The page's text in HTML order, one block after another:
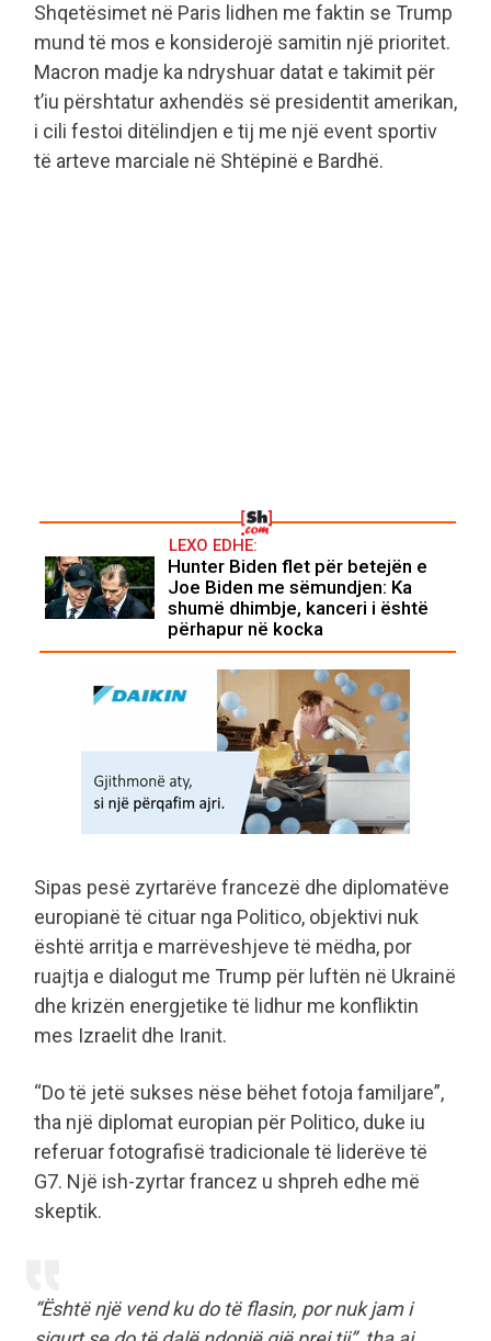
Shqetësimet në Paris lidhen me faktin se Trump
mund të mos e konsiderojë samitin një prioritet.
Macron madje ka ndryshuar datat e takimit për
t’iu përshtatur axhendës së presidentit amerikan,
i cili festoi ditëlindjen e tij me një event sportiv
të arteve marciale në Shtëpinë e Bardhë.
LEXO EDHE:
Hunter Biden flet për betejën e
Joe Biden me sëmundjen: Ka
shumë dhimbje, kanceri i është
përhapur në kocka
Sipas pesë zyrtarëve francezë dhe diplomatëve
europianë të cituar nga Politico, objektivi nuk
është arritja e marrëveshjeve të mëdha, por
ruajtja e dialogut me Trump për luftën në Ukrainë
dhe krizën energjetike të lidhur me konfliktin
mes Izraelit dhe Iranit.
“Do të jetë sukses nëse bëhet fotoja familjare”,
tha një diplomat europian për Politico, duke iu
referuar fotografisë tradicionale të liderëve të
G7. Një ish-zyrtar francez u shpreh edhe më
skeptik.
“Është një vend ku do të flasin, por nuk jam i